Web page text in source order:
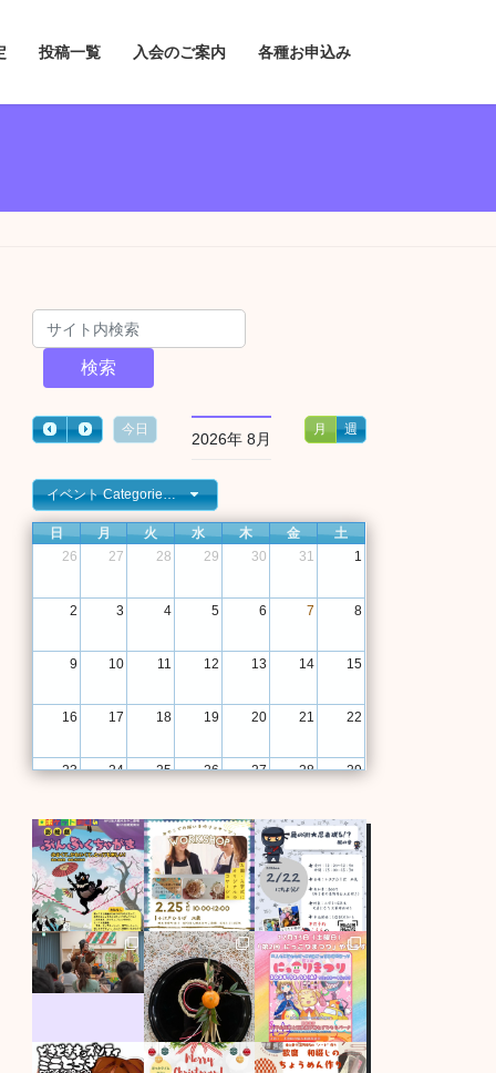
投稿一覧 入会のご案内 各種お申込み
検索
今日 月 週
2026年 8月
イベント Categories一覧
日 月 火 水 木 金
土
26
27 28 29 30 31 1
2 3 4 5 6 7 8
9 10 11 12 13 14 15
16 17 18 19 20 21 22
23 24 25 26 27 28 29
30 31 1 2 3 4 5